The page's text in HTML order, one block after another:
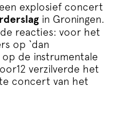
explosief concert
in Groningen.
reacties: voor het
op ‘dan
de instrumentale
verzilverde het
concert van het